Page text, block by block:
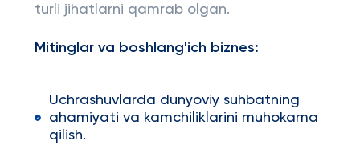
turli jihatlarni qamrab olgan.
Mitinglar va boshlang'ich biznes:
Uchrashuvlarda dunyoviy suhbatning
ahamiyati va kamchiliklarini muhokama
qilish.